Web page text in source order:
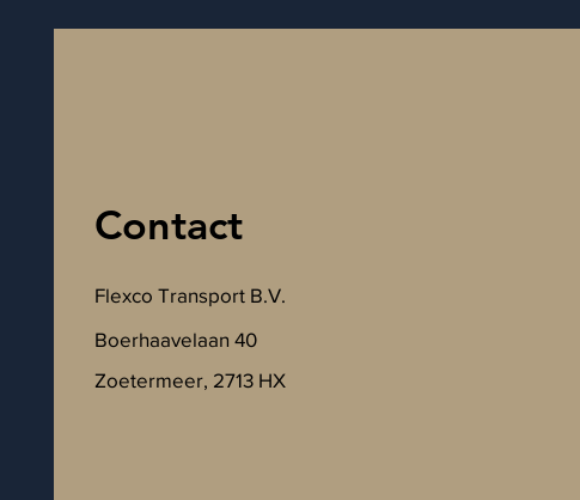
Contact
Flexco Transport B.V.
Boerhaavelaan 40
Zoetermeer, 2713 HX